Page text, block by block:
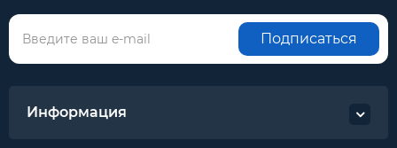
Подписаться
Информация